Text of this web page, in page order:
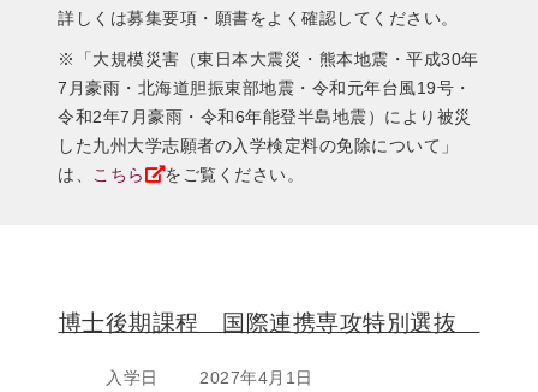
詳しくは募集要項・願書をよく確認してください。
※「大規模災害（東日本大震災・熊本地震・平成30年
7月豪雨・北海道胆振東部地震・令和元年台風19号・
令和2年7月豪雨・令和6年能登半島地震）により被災
した九州大学志願者の入学検定料の免除について」
は、
こちら をご覧ください。
博士後期課程 国際連携専攻特別選抜
入学日
2027年4月1日